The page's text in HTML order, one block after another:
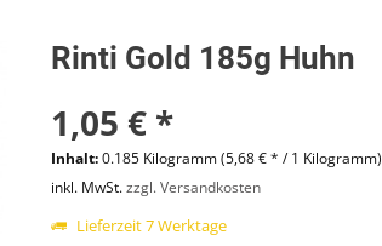
Rinti Gold 185g Huhn
1,05 € *
Inhalt:0.185 Kilogramm (5,68 € * / 1 Kilogramm)
inkl. MwSt.zzgl. Versandkosten
Lieferzeit 7 Werktage